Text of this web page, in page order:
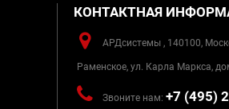
КОНТАКТНАЯ
АРДсистемы , 140100,
Раменское, ул. Карла Маркса,
Звоните нам: +7 (495)